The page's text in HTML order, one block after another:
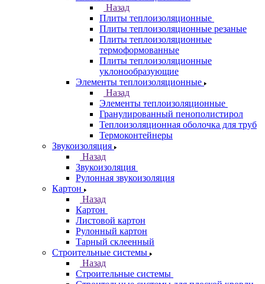
Назад
Плиты теплоизоляционные
Плиты теплоизоляционные резаные
Плиты теплоизоляционные
термоформованные
Плиты теплоизоляционные
уклонообразующие
Элементы теплоизоляционные
Назад
Элементы теплоизоляционные
Гранулированный пенополистирол
Теплоизоляционная оболочка для труб
Термоконтейнеры
Звукоизоляция
Назад
Звукоизоляция
Рулонная звукоизоляция
Картон
Назад
Картон
Листовой картон
Рулонный картон
Тарный склеенный
Строительные системы
Назад
Строительные системы